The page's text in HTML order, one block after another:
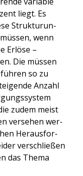
liegt. Es
Struk­tur­un­
wenn
Erlö­se –
Die müs­sen
so zu
Anzahl
zudem meist
ver­se­hen wer­
Her­aus­for­
ver­schlie­ßen
das The­ma